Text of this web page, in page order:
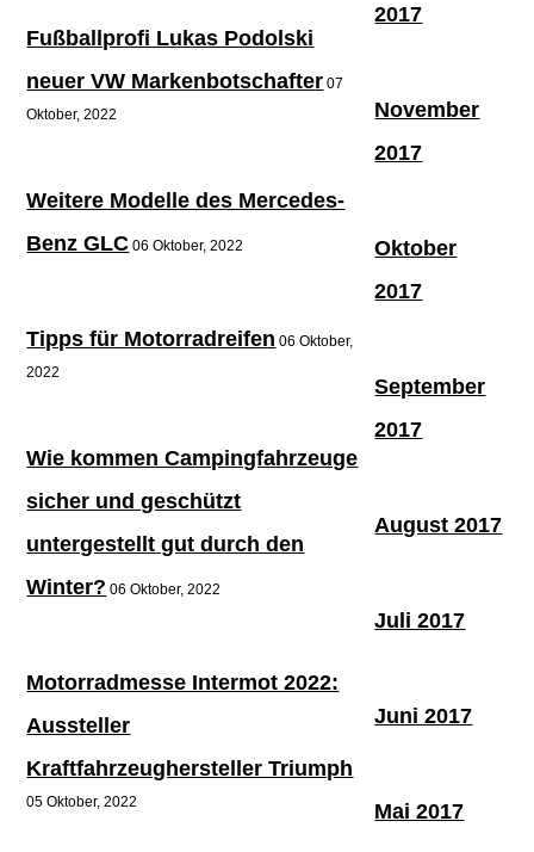
Fußballprofi Lukas Podolski
neuer VW Markenbotschafter 07
Oktober, 2022
Weitere Modelle des Mercedes-
Benz GLC 06 Oktober, 2022
Tipps für Motorradreifen 06 Oktober,
2022
Wie kommen Campingfahrzeuge
sicher und geschützt
untergestellt gut durch den
Winter? 06 Oktober, 2022
Motorradmesse Intermot 2022:
Aussteller
Kraftfahrzeughersteller Triumph
05 Oktober, 2022
2017
November
2017
Oktober
2017
September
2017
August 2017
Juli 2017
Juni 2017
Mai 2017